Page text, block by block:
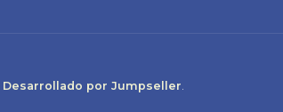
Desarrollado por Jumpseller.